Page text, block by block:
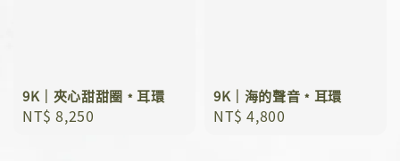
9K｜夾心甜甜圈﹡耳環
Regular
NT$ 8,250
9K｜海的聲音﹡耳環
Regular
NT$ 4,800